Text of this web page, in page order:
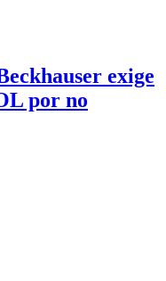
exige
por no